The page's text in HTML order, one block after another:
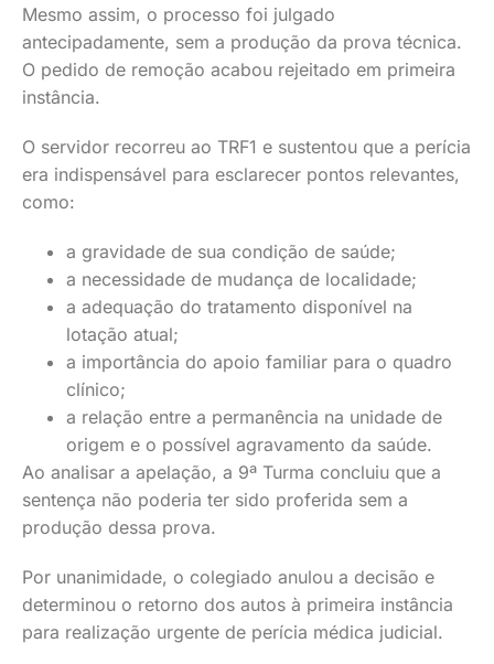
Mesmo assim, o processo foi julgado
antecipadamente, sem a produção da prova técnica.
O pedido de remoção acabou rejeitado em primeira
instância.
O servidor recorreu ao TRF1 e sustentou que a perícia
era indispensável para esclarecer pontos relevantes,
como:
a gravidade de sua condição de saúde;
a necessidade de mudança de localidade;
a adequação do tratamento disponível na
lotação atual;
a importância do apoio familiar para o quadro
clínico;
a relação entre a permanência na unidade de
origem e o possível agravamento da saúde.
Ao analisar a apelação, a 9ª Turma concluiu que a
sentença não poderia ter sido proferida sem a
produção dessa prova.
Por unanimidade, o colegiado anulou a decisão e
determinou o retorno dos autos à primeira instância
para realização urgente de perícia médica judicial.